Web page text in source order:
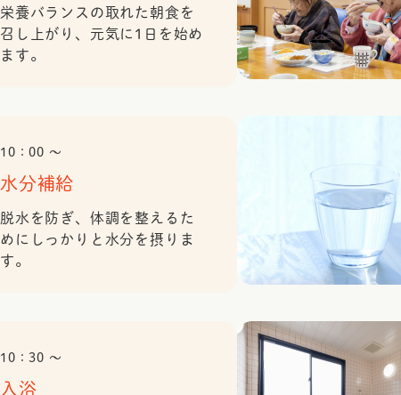
栄養バランスの取れた朝食を
召し上がり、元気に1日を始め
ます。
10：00 〜
水分補給
脱水を防ぎ、体調を整えるた
めにしっかりと水分を摂りま
す。
10：30 〜
入浴